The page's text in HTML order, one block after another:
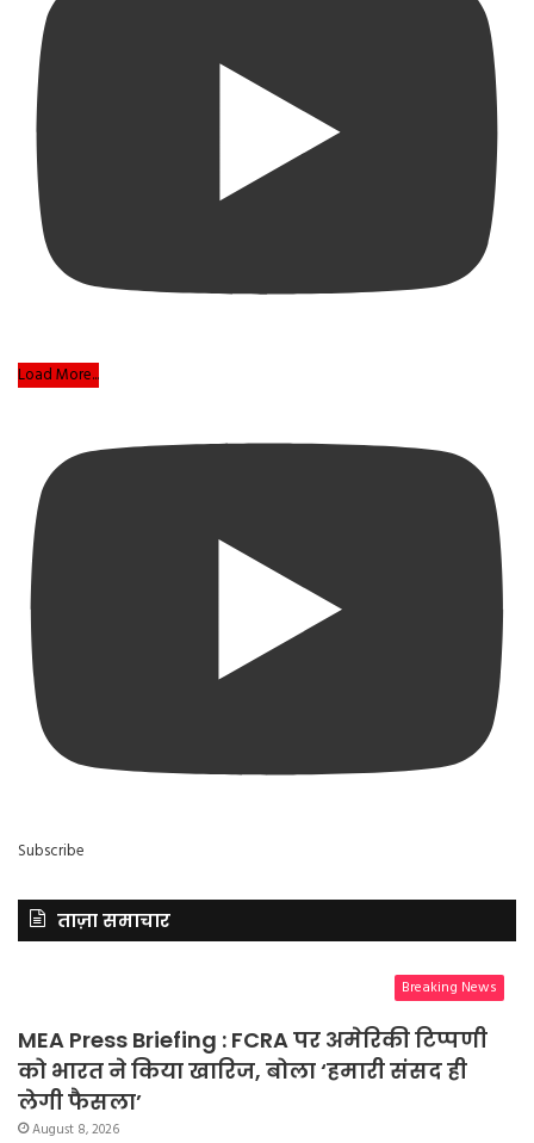
Load More...
Subscribe
ताज़ा समाचार
Breaking News
MEA Press Briefing : FCRA पर अमेरिकी टिप्पणी
को भारत ने किया खारिज, बोला ‘हमारी संसद ही
लेगी फैसला’
August 8, 2026